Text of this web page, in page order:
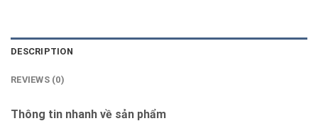
DESCRIPTION
REVIEWS (0)
Thông tin nhanh về sản phẩm